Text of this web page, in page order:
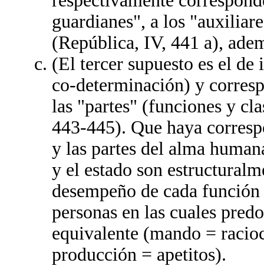
guardianes", a los
(República, IV, 441 a),
(El tercer supuesto es el de
co-determinación) y
las "partes" (funciones y
443-445). Que haya
y las partes del alma
y el estado son
desempeño de cada
personas en las cuales
equivalente (mando =
producción = apetitos).